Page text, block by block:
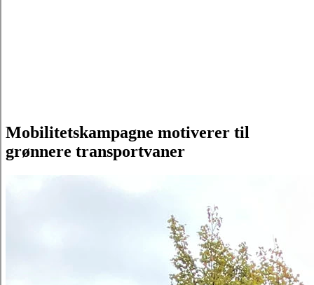
Mobilitetskampagne motiverer til
grønnere transportvaner